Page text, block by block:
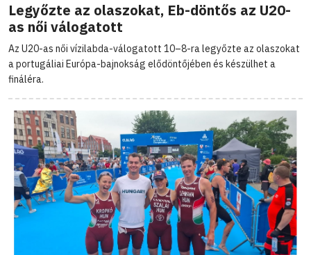
Legyőzte az olaszokat, Eb-döntős az U20-
as női válogatott
Az U20-as női vízilabda-válogatott 10–8-ra legyőzte az olaszokat
a portugáliai Európa-bajnokság elődöntőjében és készülhet a
fináléra.